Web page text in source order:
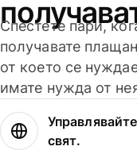
Спестете пари,
получавате
от което се
имате нужда от
свят.